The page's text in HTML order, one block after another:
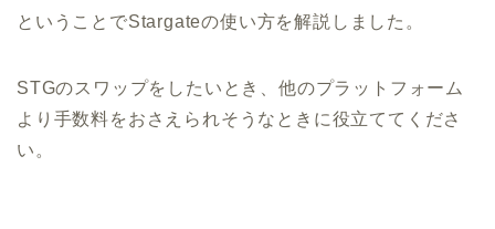
ということでStargateの使い方を解説しました。
STGのスワップをしたいとき、他のプラットフォーム
より手数料をおさえられそうなときに役立ててくださ
い。